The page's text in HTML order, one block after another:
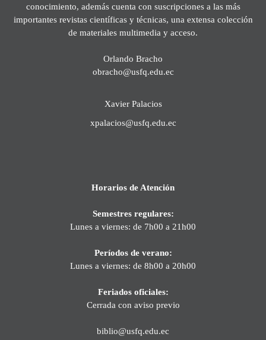
conocimiento, además cuenta con suscripciones a las más
importantes revistas científicas y técnicas, una extensa colección
de materiales multimedia y acceso.
Orlando Bracho
obracho@usfq.edu.ec
Xavier Palacios
xpalacios@usfq.edu.ec
Horarios de Atención
Semestres regulares:
Lunes a viernes: de 7h00 a 21h00
Períodos de verano:
Lunes a viernes: de 8h00 a 20h00
Feriados oficiales:
Cerrada con aviso previo
biblio@usfq.edu.ec